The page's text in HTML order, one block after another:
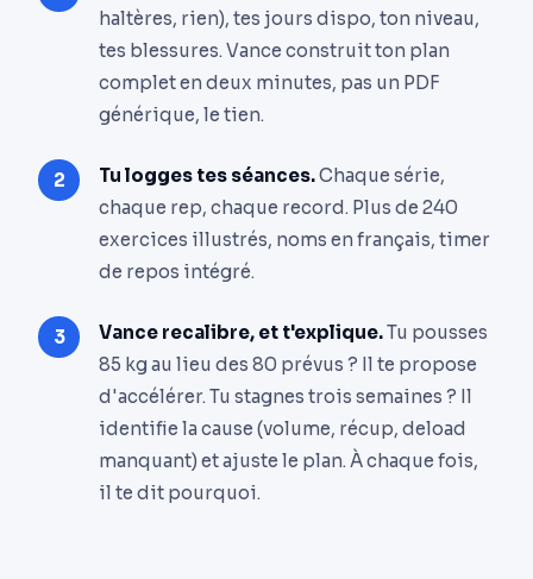
haltères, rien), tes jours dispo, ton niveau,
tes blessures. Vance construit ton plan
complet en deux minutes, pas un PDF
générique, le tien.
Tu logges tes séances.Chaque série,
chaque rep, chaque record. Plus de 240
exercices illustrés, noms en français, timer
de repos intégré.
Vance recalibre, et t'explique.Tu pousses
85 kg au lieu des 80 prévus ? Il te propose
d'accélérer. Tu stagnes trois semaines ? Il
identifie la cause (volume, récup, deload
manquant) et ajuste le plan. À chaque fois,
il te dit pourquoi.